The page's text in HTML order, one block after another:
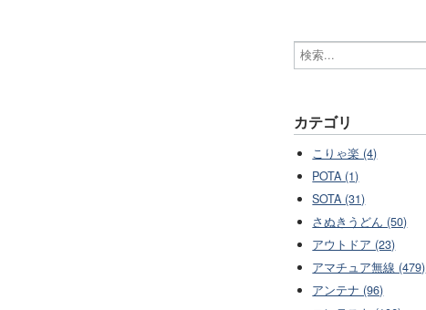
カテゴリ
こりゃ楽 (4)
POTA (1)
SOTA (31)
さぬきうどん (50)
アウトドア (23)
アマチュア無線 (479)
アンテナ (96)